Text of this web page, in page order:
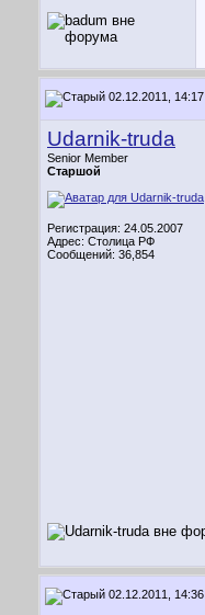
02.12.2011, 14:17
Udarnik-truda
Senior Member
Старшой
Регистрация: 24.05.2007
Адрес: Столица РФ
Сообщений: 36,854
02.12.2011, 14:36